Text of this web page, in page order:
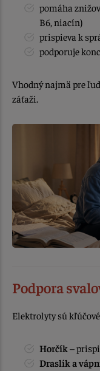
pomáha
B6, niacín)
prispieva k
podporuje
Vhodný najmä pre
záťaži.
Podpora
Elektrolyty sú
Horčík –
Draslík a